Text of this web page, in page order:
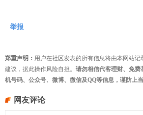
举报
郑重声明： 用户在社区发表的所有信息将由本网站
建议，据此操作风险自担。 请勿相信代客理财、免
机号码、公众号、微博、微信及QQ等信息，谨防上当
网友评论